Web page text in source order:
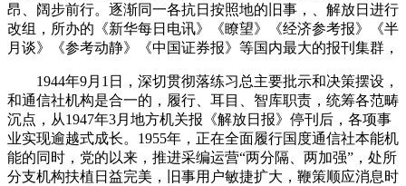
昂、阔步前行。逐渐同一各抗日按照地的旧事，、解放日进行
改组，所办的《新华每日电讯》《瞭望》《经济参考报》《半
月谈》《参考动静》《中国证券报》等国内最大的报刊集群，
1944年9月1日，深切贯彻落练习总主要批示和决策摆设，
和通信社机构是合一的，履行、耳目、智库职责，统筹各范畴
沉点，从1947年3月地方机关报《解放日报》停刊后，各项事
业实现逾越式成长。1955年，正在全面履行国度通信社本能机
能的同时，党的以来，推进采编运营“两分隔、两加强”，处所
分支机构扶植日益完美，旧事用户敏捷扩大，鞭策顺应消息时